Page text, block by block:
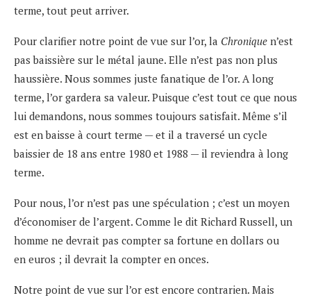
terme, tout peut arriver.
Pour clarifier notre point de vue sur l’or, la Chronique n’est
pas baissière sur le métal jaune. Elle n’est pas non plus
haussière. Nous sommes juste fanatique de l’or. A long
terme, l’or gardera sa valeur. Puisque c’est tout ce que nous
lui demandons, nous sommes toujours satisfait. Même s’il
est en baisse à court terme — et il a traversé un cycle
baissier de 18 ans entre 1980 et 1988 — il reviendra à long
terme.
Pour nous, l’or n’est pas une spéculation ; c’est un moyen
d’économiser de l’argent. Comme le dit Richard Russell, un
homme ne devrait pas compter sa fortune en dollars ou
en euros ; il devrait la compter en onces.
Notre point de vue sur l’or est encore contrarien. Mais